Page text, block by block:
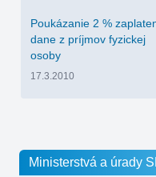
Ministerstvá a úrady
Poukázanie 2 %
dane z príjmov fyzickej
osoby
17.3.2010